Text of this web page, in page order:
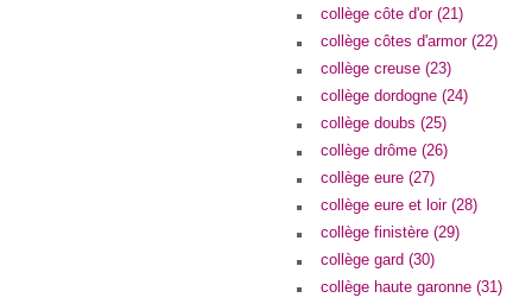
collège côte d'or (21)
collège côtes d'armor (22)
collège creuse (23)
collège dordogne (24)
collège doubs (25)
collège drôme (26)
collège eure (27)
collège eure et loir (28)
collège finistère (29)
collège gard (30)
collège haute garonne (31)